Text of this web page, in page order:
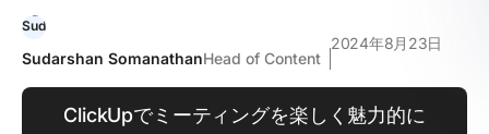
Sudarshan SomanathanHead of Content
2024年8月23日
ClickUpでミーティングを楽しく魅力的に